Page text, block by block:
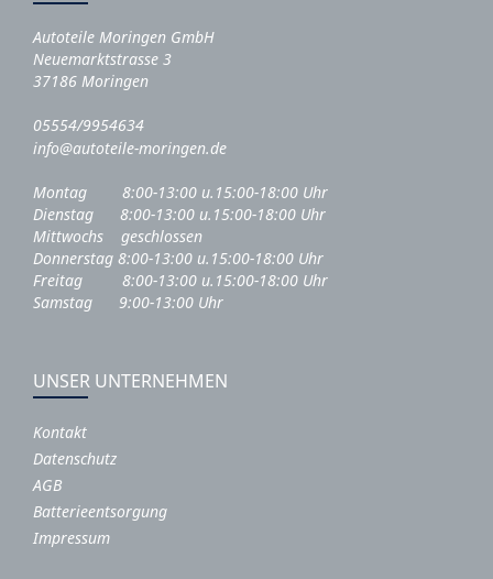
Autoteile Moringen GmbH
Neuemarktstrasse 3
37186 Moringen
05554/9954634
info@autoteile-moringen.de
Montag 8:00-13:00 u.15:00-18:00 Uhr
Dienstag 8:00-13:00 u.15:00-18:00 Uhr
Mittwochs geschlossen
Donnerstag 8:00-13:00 u.15:00-18:00 Uhr
Freitag 8:00-13:00 u.15:00-18:00 Uhr
Samstag 9:00-13:00 Uhr
UNSER UNTERNEHMEN
Kontakt
Datenschutz
AGB
Batterieentsorgung
Impressum